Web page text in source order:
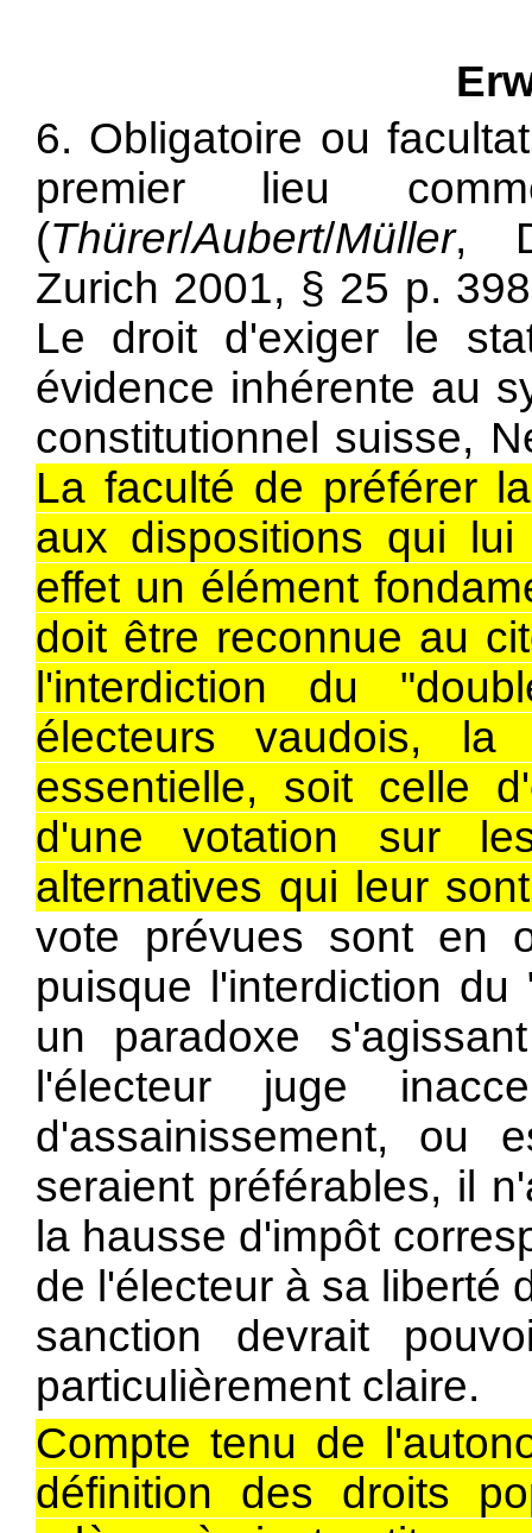
6. Obligatoire ou
premier lieu
(Thürer/Aubert/Müller,
Zurich 2001, § 25 p.
Le droit d'exiger le
évidence inhérente au
constitutionnel suisse,
La faculté de préférer
aux dispositions qui
effet un élément
doit être reconnue au
l'interdiction du
électeurs vaudois,
essentielle, soit celle
d'une votation sur
alternatives qui leur
vote prévues sont en
puisque l'interdiction
un paradoxe
l'électeur juge
d'assainissement, ou
seraient préférables, il
la hausse d'impôt
de l'électeur à sa liberté
sanction devrait
particulièrement claire.
Compte tenu de
définition des droits